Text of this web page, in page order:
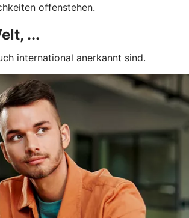
offenstehen.
...
international anerkannt sind.